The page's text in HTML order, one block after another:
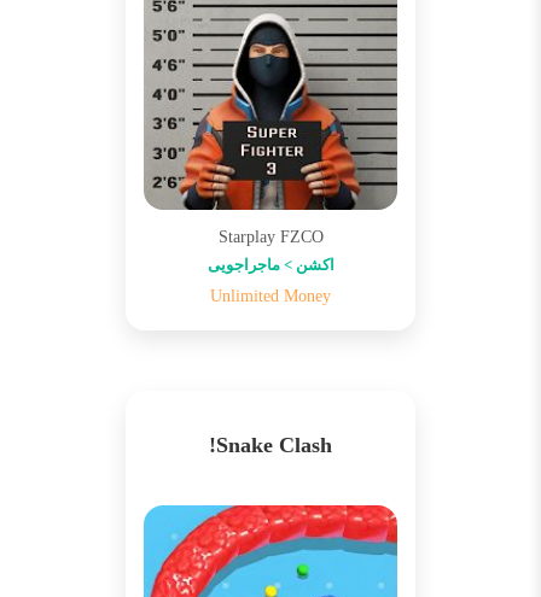
Starplay FZCO
اکشن > ماجراجویی
Unlimited Money
Snake Clash!